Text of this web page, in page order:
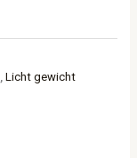
,Licht gewicht